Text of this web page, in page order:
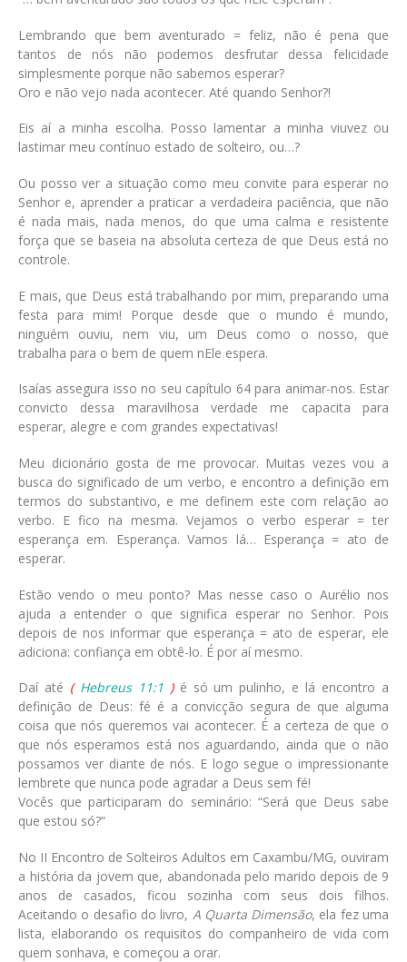
Lembrando que bem aventurado = feliz, não é pena que
tantos de nós não podemos desfrutar dessa felicidade
simplesmente porque não sabemos esperar?
Oro e não vejo nada acontecer. Até quando Senhor?!
Eis aí a minha escolha. Posso lamentar a minha viuvez ou
lastimar meu contínuo estado de solteiro, ou…?
Ou posso ver a situação como meu convite para esperar no
Senhor e, aprender a praticar a verdadeira paciência, que não
é nada mais, nada menos, do que uma calma e resistente
força que se baseia na absoluta certeza de que Deus está no
controle.
E mais, que Deus está trabalhando por mim, preparando uma
festa para mim! Porque desde que o mundo é mundo,
ninguém ouviu, nem viu, um Deus como o nosso, que
trabalha para o bem de quem nEle espera.
Isaías assegura isso no seu capítulo 64 para animar-nos. Estar
convicto dessa maravilhosa verdade me capacita para
esperar, alegre e com grandes expectativas!
Meu dicionário gosta de me provocar. Muitas vezes vou a
busca do significado de um verbo, e encontro a definição em
termos do substantivo, e me definem este com relação ao
verbo. E fico na mesma. Vejamos o verbo esperar = ter
esperança em. Esperança. Vamos lá… Esperança = ato de
esperar.
Estão vendo o meu ponto? Mas nesse caso o Aurélio nos
ajuda a entender o que significa esperar no Senhor. Pois
depois de nos informar que esperança = ato de esperar, ele
adiciona: confiança em obtê-lo. É por aí mesmo.
Daí até ( Hebreus 11:1)é só um pulinho, e lá encontro a
definição de Deus: fé é a convicção segura de que alguma
coisa que nós queremos vai acontecer. É a certeza de que o
que nós esperamos está nos aguardando, ainda que o não
possamos ver diante de nós. E logo segue o impressionante
lembrete que nunca pode agradar a Deus sem fé!
Vocês que participaram do seminário: “Será que Deus sabe
que estou só?”
No II Encontro de Solteiros Adultos em Caxambu/MG, ouviram
a história da jovem que, abandonada pelo marido depois de 9
anos de casados, ficou sozinha com seus dois filhos.
Aceitando o desafio do livro, A Quarta Dimensão, ela fez uma
lista, elaborando os requisitos do companheiro de vida com
quem sonhava, e começou a orar.